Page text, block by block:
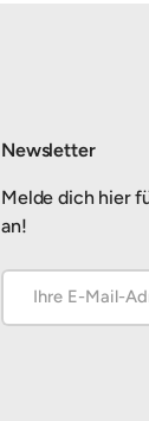
Newsletter
Melde dich hier
an!